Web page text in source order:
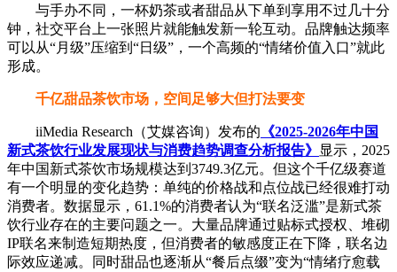
与手办不同，一杯奶茶或者甜品从下单到享用不过几十分
钟，社交平台上一张照片就能触发新一轮互动。品牌触达频率
可以从“月级”压缩到“日级”，一个高频的“情绪价值入口”就此
形成。
千亿甜品茶饮市场，空间足够大但打法要变
iiMedia Research（艾媒咨询）发布的 《2025-2026年中国
新式茶饮行业发展现状与消费趋势调查分析报告》 显示，2025
年中国新式茶饮市场规模达到3749.3亿元。但这个千亿级赛道
有一个明显的变化趋势：单纯的价格战和点位战已经很难打动
消费者。数据显示，61.1%的消费者认为“联名泛滥”是新式茶
饮行业存在的主要问题之一。大量品牌通过贴标式授权、堆砌
IP联名来制造短期热度，但消费者的敏感度正在下降，联名边
际效应递减。同时甜品也逐渐从“餐后点缀”变为“情绪疗愈载